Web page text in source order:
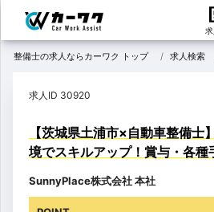
整備士の求人ならカーワク トップ 求人検索
求人ID 30920
【茨城県土浦市×自動車整備士
境でスキルアップ！賞与・各種
SunnyPlace株式会社 本社